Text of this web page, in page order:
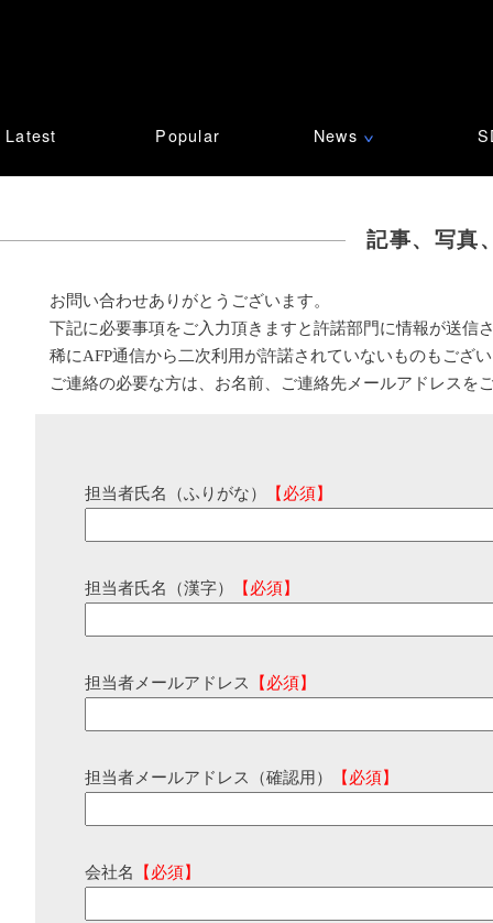
Latest Popular News ∨
記事、写真
お問い合わせありがとうございます。
下記に必要事項をご入力頂きますと許諾部門に情報が送信
稀にAFP通信から二次利用が許諾されていないものもござ
ご連絡の必要な方は、お名前、ご連絡先メールアドレスを
担当者氏名（ふりがな） 【必須】
担当者氏名（漢字） 【必須】
担当者メールアドレス 【必須】
担当者メールアドレス（確認用） 【必須】
会社名 【必須】